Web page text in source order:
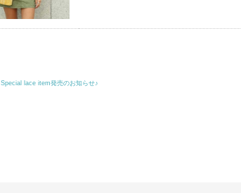
Special lace item発売のお知らせ♪